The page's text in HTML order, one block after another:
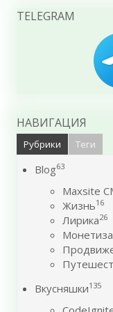
TELEGRAM
НАВИГАЦИЯ
Рубрики Теги
Blog63
Maxsite
Жизнь16
Лирика26
Вкусняшки135